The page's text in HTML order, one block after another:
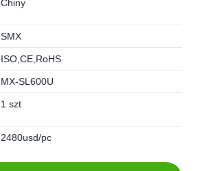
Chiny
SMX
ISO,CE,RoHS
MX-SL600U
1 szt
2480usd/pc